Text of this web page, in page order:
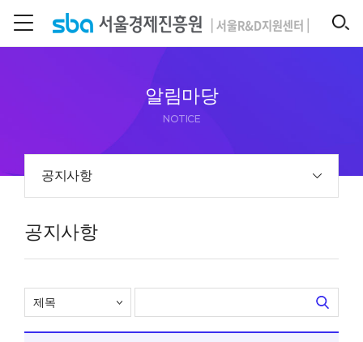
SEARCH
알림마당
NOTICE
공지사항
공지사항